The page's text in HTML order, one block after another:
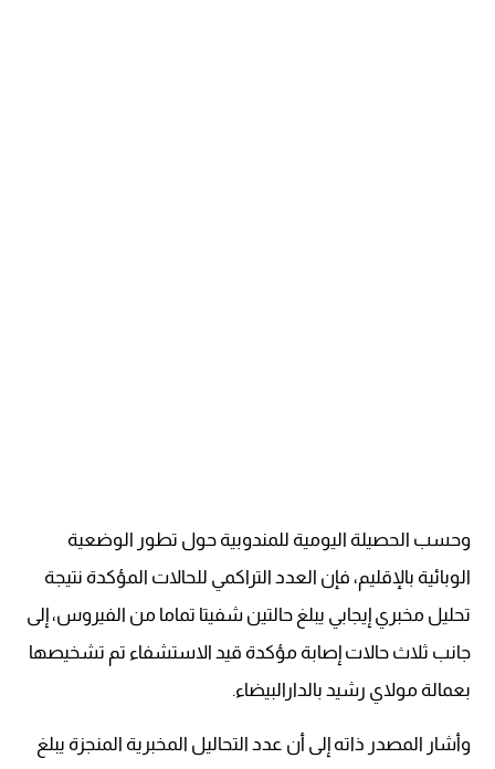
وحسب الحصيلة اليومية للمندوبية حول تطور الوضعية
الوبائية بالإقليم، فإن العدد التراكمي للحالات المؤكدة نتيجة
تحليل مخبري إيجابي يبلغ حالتين شفيتا تماما من الفيروس، إلى
جانب ثلاث حالات إصابة مؤكدة قيد الاستشفاء تم تشخيصها
بعمالة مولاي رشيد بالدارالبيضاء.
وأشار المصدر ذاته إلى أن عدد التحاليل المخبرية المنجزة يبلغ